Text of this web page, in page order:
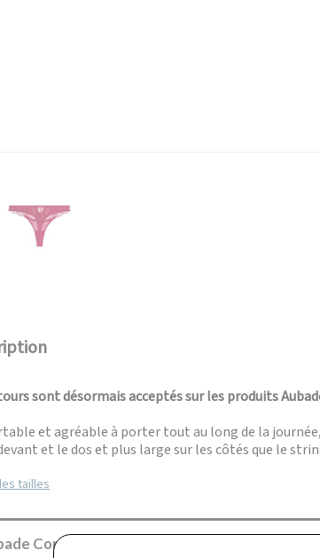
sont désormais acceptés sur les produits
et agréable à porter tout au long de la
et le dos et plus large sur les côtés que le
tailles
Corbeil :